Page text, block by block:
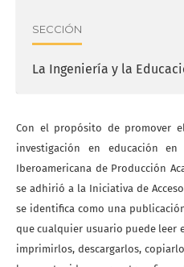
SECCIÓN
La Ingeniería y la
Con el propósito de promover
investigación en educación
Iberoamericana de Producción
se adhirió a la Iniciativa de
se identifica como una
que cualquier usuario puede leer
imprimirlos, descargarlos,